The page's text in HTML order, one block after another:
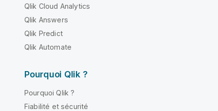
Qlik Cloud Analytics
Qlik Answers
Qlik Predict
Qlik Automate
Pourquoi Qlik ?
Pourquoi Qlik ?
Fiabilité et sécurité